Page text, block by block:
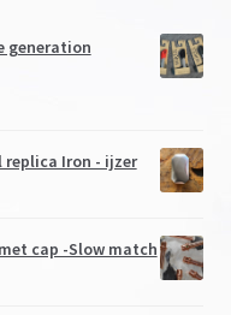
generation
replica Iron - ijzer
cap -Slow match